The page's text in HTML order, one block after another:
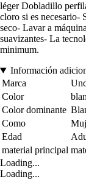
léger Dobladillo
cloro si es necesario-
seco- Lavar a
suavizantes- La
minimum.
Información
Marca
Color
Color dominante
Como
Edad
material principal
Loading...
Loading...